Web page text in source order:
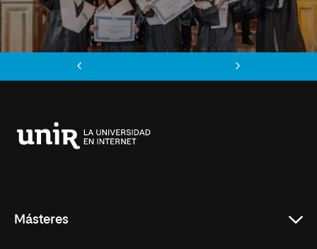
Másteres